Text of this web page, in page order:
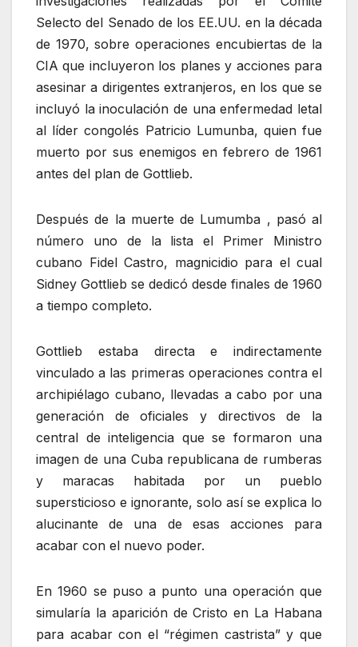
Selecto del Senado de los EE.UU. en la década
de 1970, sobre operaciones encubiertas de la
CIA que incluyeron los planes y acciones para
asesinar a dirigentes extranjeros, en los que se
incluyó la inoculación de una enfermedad letal
al líder congolés Patricio Lumunba, quien fue
muerto por sus enemigos en febrero de 1961
antes del plan de Gottlieb.
Después de la muerte de Lumumba , pasó al
número uno de la lista el Primer Ministro
cubano Fidel Castro, magnicidio para el cual
Sidney Gottlieb se dedicó desde finales de 1960
a tiempo completo.
Gottlieb estaba directa e indirectamente
vinculado a las primeras operaciones contra el
archipiélago cubano, llevadas a cabo por una
generación de oficiales y directivos de la
central de inteligencia que se formaron una
imagen de una Cuba republicana de rumberas
y maracas habitada por un pueblo
supersticioso e ignorante, solo así se explica lo
alucinante de una de esas acciones para
acabar con el nuevo poder.
En 1960 se puso a punto una operación que
simularía la aparición de Cristo en La Habana
para acabar con el “régimen castrista” y que